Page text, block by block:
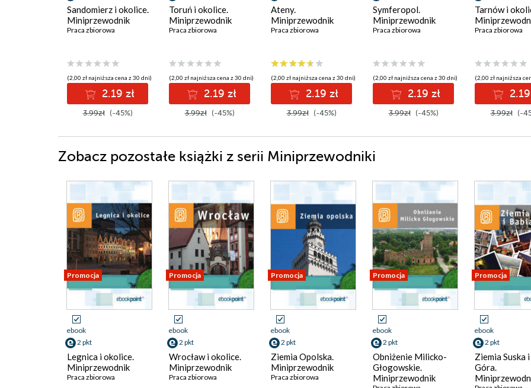
Sandomierz i okolice.
Miniprzewodnik
Praca zbiorowa
(2,00 zł najniższa cena z 30 dni)
2.19 zł
3.99zł (-45%)
Toruń i okolice.
Miniprzewodnik
Praca zbiorowa
(2,00 zł najniższa cena z 30 dni)
2.19 zł
3.99zł (-45%)
Ateny.
Miniprzewodnik
Praca zbiorowa
(2,00 zł najniższa cena z 30 dni)
2.19 zł
3.99zł (-45%)
Symferopol.
Miniprzewodnik
Praca zbiorowa
(2,00 zł najniższa cena z 30 dni)
2.19 zł
3.99zł (-45%)
Tarnów i
Praca zbiorowa
(2,00 zł najniższa
3.99zł (-
Zobacz pozostałe książki z serii Miniprzewodniki
Promocja
ebook
2 pkt
Legnica i okolice.
Miniprzewodnik
Praca zbiorowa
Promocja
ebook
2 pkt
Wrocław i okolice.
Miniprzewodnik
Praca zbiorowa
Promocja
ebook
2 pkt
Ziemia Opolska.
Miniprzewodnik
Praca zbiorowa
Promocja
ebook
2 pkt
Obniżenie Milicko-
Głogowskie.
Miniprzewodnik
Promocja
ebook
2 pkt
Ziemia Suska
Góra.